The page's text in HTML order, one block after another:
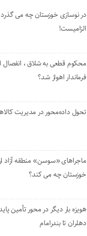
در نوسازی خوزستان چه می گذرد
الزامیست!
محکوم قطعی به شلاق ، انفصال
فرماندار اهواز شد؟
تحول داده‌محور در مدیریت
ماجراهای «سوسن» منطقه آزاد
خوزستان چه می کند؟
هویزه بار دیگر در محور تأمین
دهلران تا بندرامام